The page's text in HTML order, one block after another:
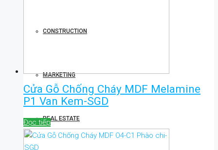
CONSTRUCTION
MARKETING
REAL ESTATE
Cửa Gỗ Chống Cháy MDF Melamine
P1 Van Kem-SGD
Đọc tiếp